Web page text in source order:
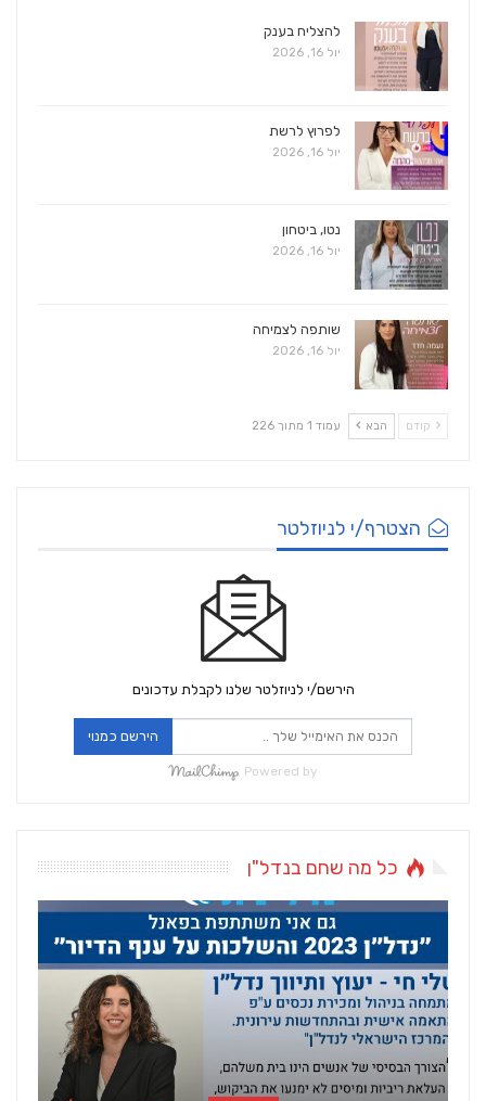
להצליח בענק
יול 16, 2026
לפרוץ לרשת
יול 16, 2026
נטו, ביטחון
יול 16, 2026
שותפה לצמיחה
יול 16, 2026
קודם הבא עמוד 1 מתוך 226
הצטרף/י לניוזלטר
הירשם/י לניוזלטר שלנו לקבלת עדכונים
הירשם כמנוי
Powered by
כל מה שחם בנדל"ן